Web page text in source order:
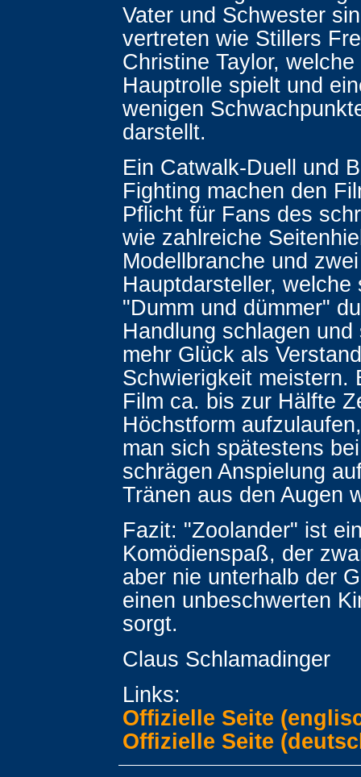
Vater und Schwester
vertreten wie Stillers
Christine Taylor,
Hauptrolle spielt und
wenigen
darstellt.
Ein Catwalk-Duell und
Fighting machen den
Pflicht für Fans des
wie zahlreiche
Modellbranche und zwei
Hauptdarsteller, welche
"Dumm und dümmer"
Handlung schlagen und
mehr Glück als
Schwierigkeit meistern.
Film ca. bis zur Hälfte
Höchstform
man sich spätestens
schrägen Anspielung
Tränen aus den Augen
Fazit: "Zoolander" ist
Komödienspaß, der
aber nie unterhalb der
einen unbeschwerten
sorgt.
Claus Schlamadinger
Links:
Offizielle Seite
Offizielle Seite